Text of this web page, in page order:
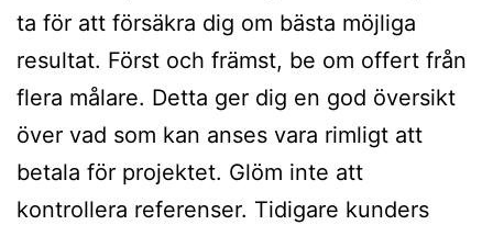
ta för att försäkra dig om bästa möjliga
resultat. Först och främst, be om offert från
flera målare. Detta ger dig en god översikt
över vad som kan anses vara rimligt att
betala för projektet. Glöm inte att
kontrollera referenser. Tidigare kunders